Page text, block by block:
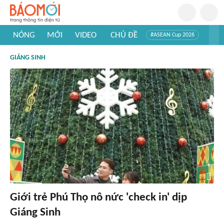
NÓNG MỚI VIDEO CHỦ ĐỀ #ASEAN Cup 2026
#Khám phá thế giới
GIÁNG SINH
Giới trẻ Phú Thọ nô nức 'check in' dịp
Giáng Sinh